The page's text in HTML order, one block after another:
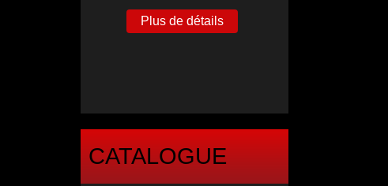
Plus de détails
CATALOGUE